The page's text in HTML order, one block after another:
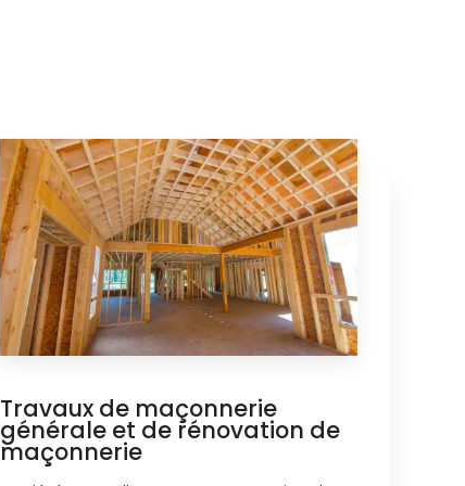
Travaux de maçonnerie
générale et de rénovation de
maçonnerie